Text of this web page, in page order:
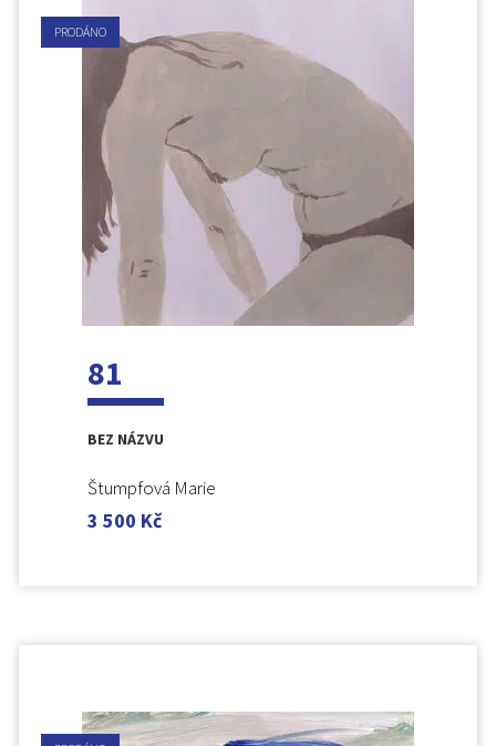
PRODÁNO
81
BEZ NÁZVU
Štumpfová Marie
3 500 Kč